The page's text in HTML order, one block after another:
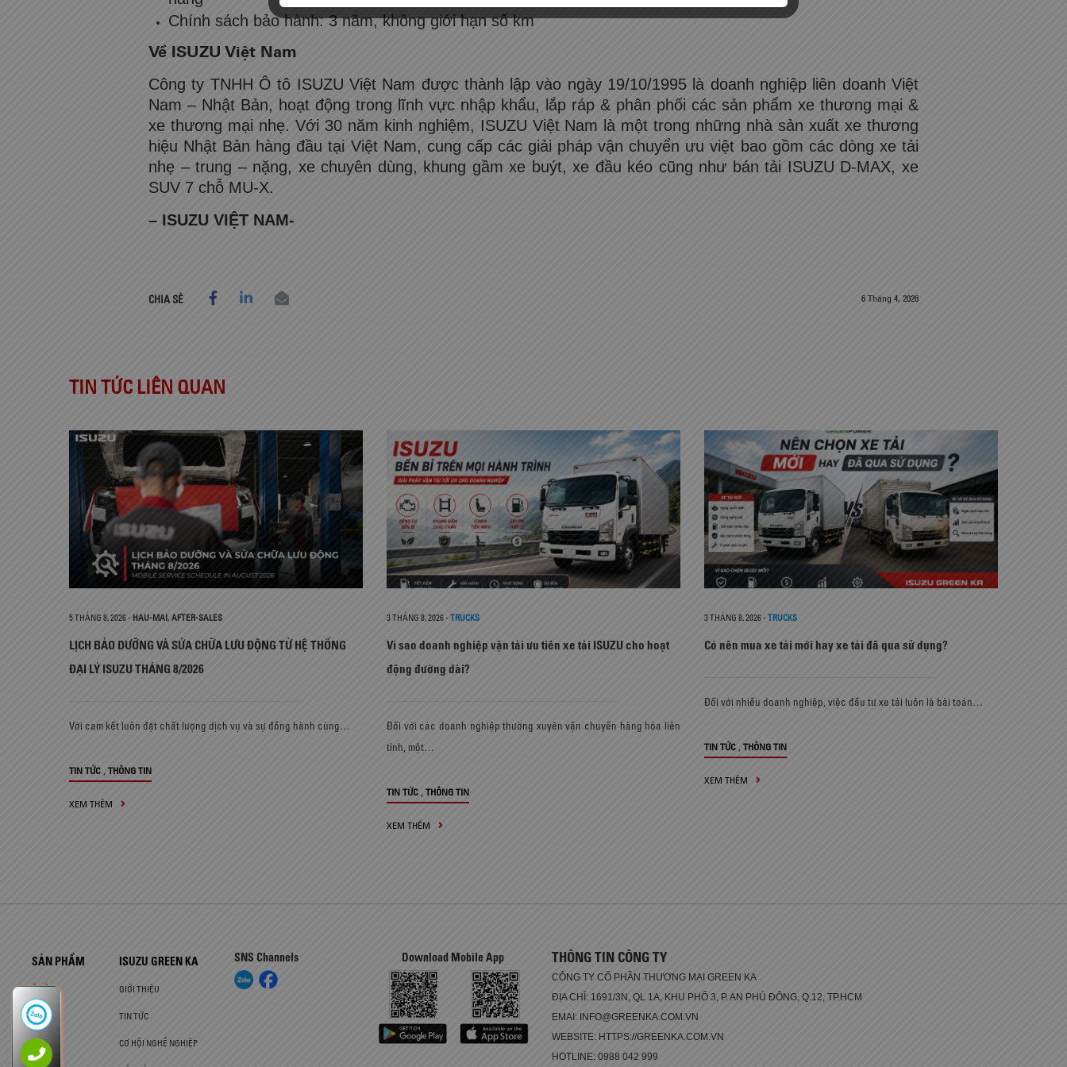
Chính sách bảo hành: 3 năm, không giới hạn số km
Về ISUZU Việt Nam
Công ty TNHH Ô tô ISUZU Việt Nam được thành lập vào ngày 19/10/1995 là doanh nghiệp liên doanh Việt
Nam – Nhật Bản, hoạt động trong lĩnh vực nhập khẩu, lắp ráp & phân phối các sản phẩm xe thương mại &
xe thương mại nhẹ. Với 30 năm kinh nghiệm, ISUZU Việt Nam là một trong những nhà sản xuất xe thương
hiệu Nhật Bản hàng đầu tại Việt Nam, cung cấp các giải pháp vận chuyển ưu việt bao gồm các dòng xe tải
nhẹ – trung – nặng, xe chuyên dùng, khung gầm xe buýt, xe đầu kéo cũng như bán tải ISUZU D-MAX, xe
SUV 7 chỗ MU-X.
– ISUZU VIỆT NAM-
CHIA SẺ 6 Tháng 4, 2026
TIN TỨC LIÊN QUAN
5 THÁNG 8, 2026- HAU-MAI, AFTER-SALES
LỊCH BẢO DƯỠNG VÀ SỬA CHỮA LƯU ĐỘNG TỪ HỆ THỐNG
ĐẠI LÝ ISUZU THÁNG 8/2026
Với cam kết luôn đặt chất lượng dịch vụ và sự đồng hành cùng…
TIN TỨC THÔNG TIN
XEM THÊM
3 THÁNG 8, 2026- TRUCKS
Vì sao doanh nghiệp vận tải ưu tiên xe tải ISUZU cho hoạt
động đường dài?
Đối với các doanh nghiệp thường xuyên vận chuyển hàng hóa liên
tỉnh, một…
TIN TỨC THÔNG TIN
XEM THÊM
3 THÁNG 8, 2026- TRUCKS
Có nên mua xe tải mới hay xe tải đã qua sử dụng?
Đối với nhiều doanh nghiệp, việc đầu tư xe tải luôn là bài toán…
TIN TỨC THÔNG TIN
XEM THÊM
SẢN PHẨM
Ô TÔ
XE TẢI
ISUZU GREEN KA
GIỚI THIỆU
TIN TỨC
CƠ HỘI NGHỀ NGHIỆP
SNS Channels Download Mobile App THÔNG TIN CÔNG TY
CÔNG TY CỔ PHẦN THƯƠNG MẠI GREEN KA
ĐỊA CHỈ: 1691/3N, QL 1A, KHU PHỐ 3, P. AN PHÚ ĐÔNG, Q.12, TP.HCM
EMAI: INFO@GREENKA.COM.VN
WEBSITE: HTTPS://GREENKA.COM.VN
HOTLINE: 0988 042 999